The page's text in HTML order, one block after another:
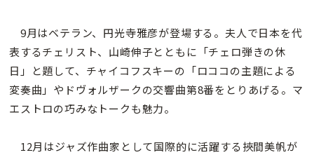
9月はベテラン、円光寺雅彦が登場する。夫人で日本を代
表するチェリスト、山崎伸子とともに「チェロ弾きの休
日」と題して、チャイコフスキーの「ロココの主題による
変奏曲」やドヴォルザークの交響曲第8番をとりあげる。マ
エストロの巧みなトークも魅力。
12月はジャズ作曲家として国際的に活躍する挾間美帆が